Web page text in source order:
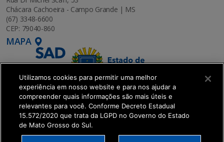
Chácara Cachoeira - Campo Grande | MS
(67) 3348-6600
CEP: 79040-860
MAPA
SETDIG | Secretaria-Executiva de Transformação
Utilizamos cookies para permitir uma melhor
experiência em nosso website e para nos ajudar a
compreender quais informações são mais úteis e
relevantes para você. Conforme Decreto Estadual
15.572/2020 que trata da LGPD no Governo do Estado
de Mato Grosso do Sul.